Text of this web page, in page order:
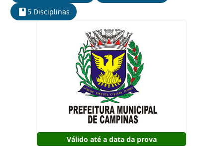
5 Disciplinas
Válido até a data da prova